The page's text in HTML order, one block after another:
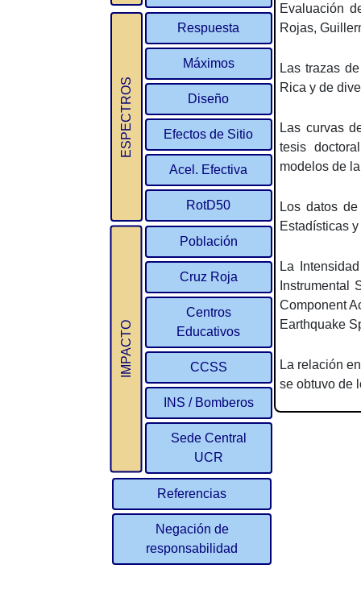
ESPECTROS
Respuesta
Máximos
Diseño
Efectos de Sitio
Acel. Efectiva
RotD50
IMPACTO
Población
Cruz Roja
Centros
Educativos
CCSS
INS / Bomberos
Sede Central
UCR
Referencias
Negación de
responsabilidad
Evaluación
Rojas,
Las trazas
Rica y de
Las curvas
tesis
modelos de
Los datos
Estadísticas
La
Instrumental
Component
Earthquake
La relación
se obtuvo de